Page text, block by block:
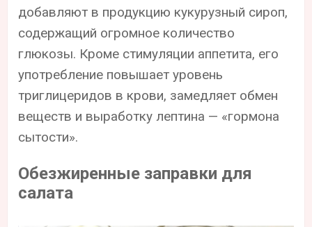
добавляют в продукцию кукурузный сироп,
содержащий огромное количество
глюкозы. Кроме стимуляции аппетита, его
употребление повышает уровень
триглицеридов в крови, замедляет обмен
веществ и выработку лептина — «гормона
сытости».
Обезжиренные заправки для
салата